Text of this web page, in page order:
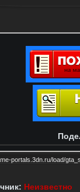
Неизвестно